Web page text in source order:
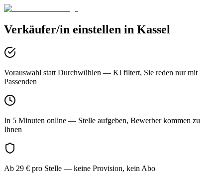
Verkäufer/in einstellen in Kassel
Vorauswahl statt Durchwühlen — KI filtert, Sie reden nur mit
Passenden
In 5 Minuten online — Stelle aufgeben, Bewerber kommen zu
Ihnen
Ab 29 € pro Stelle — keine Provision, kein Abo